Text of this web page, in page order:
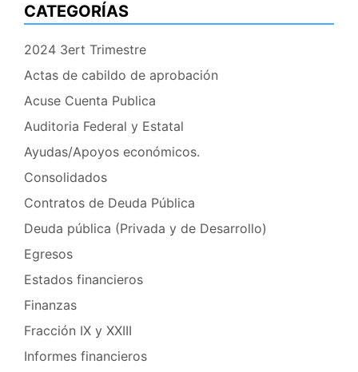
CATEGORÍAS
2024 3ert Trimestre
Actas de cabildo de aprobación
Acuse Cuenta Publica
Auditoria Federal y Estatal
Ayudas/Apoyos económicos.
Consolidados
Contratos de Deuda Pública
Deuda pública (Privada y de Desarrollo)
Egresos
Estados financieros
Finanzas
Fracción IX y XXIII
Informes financieros